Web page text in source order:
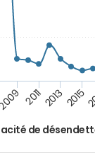
de
2011 2013 2015